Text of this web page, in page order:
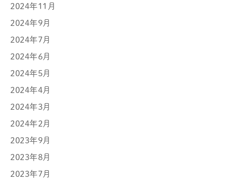
2024年11月
2024年9月
2024年7月
2024年6月
2024年5月
2024年4月
2024年3月
2024年2月
2023年9月
2023年8月
2023年7月